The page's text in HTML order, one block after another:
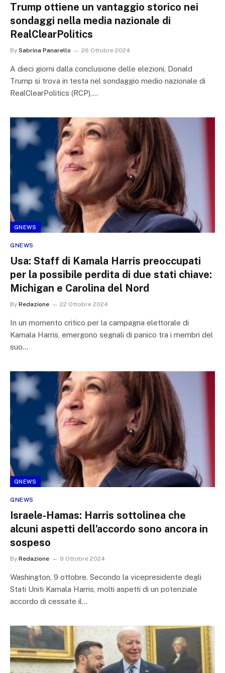
Trump ottiene un vantaggio storico nei
sondaggi nella media nazionale di
RealClearPolitics
By Sabrina Panarello 26 Ottobre 2024
A dieci giorni dalla conclusione delle elezioni, Donald
Trump si trova in testa nel sondaggio medio nazionale di
RealClearPolitics (RCP),…
GNEWS
GNEWS
Usa: Staff di Kamala Harris preoccupati
per la possibile perdita di due stati chiave:
Michigan e Carolina del Nord
By Redazione 22 Ottobre 2024
In un momento critico per la campagna elettorale di
Kamala Harris, emergono segnali di panico tra i membri del
suo…
GNEWS
GNEWS
Israele-Hamas: Harris sottolinea che
alcuni aspetti dell’accordo sono ancora in
sospeso
By Redazione 9 Ottobre 2024
Washington, 9 ottobre. Secondo la vicepresidente degli
Stati Uniti Kamala Harris, molti aspetti di un potenziale
accordo di cessate il…